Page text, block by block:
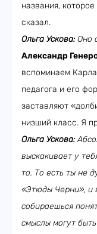
названия,
сказал.
Ольга Ускова:Оно
Александр
вспоминаем
педагога и его
заставляют
низший класс. Я
Ольга Ускова:
выскакивает у
то. То есть ты не
«Этюды Черни», и
собираешься
смыслы могут